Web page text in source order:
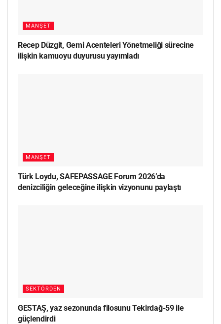
MANŞET
Recep Düzgit, Gemi Acenteleri Yönetmeliği sürecine
ilişkin kamuoyu duyurusu yayımladı
MANŞET
Türk Loydu, SAFEPASSAGE Forum 2026’da
denizciliğin geleceğine ilişkin vizyonunu paylaştı
SEKTÖRDEN
GESTAŞ, yaz sezonunda filosunu Tekirdağ-59 ile
güçlendirdi